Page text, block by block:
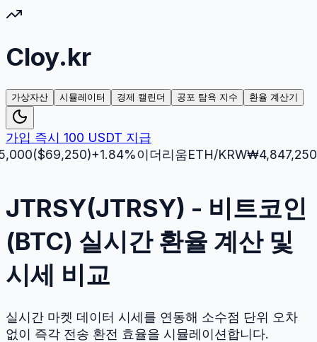
Cloy.kr
가상자산 시뮬레이터 경제 캘린더 공포 탐욕 지수 환율 계산기
가입 즉시 100 USDT 지급
($69,250)+1.84%이더리움ETH/KRW₩4,847,250($
JTRSY(JTRSY) - 비트코인
(BTC) 실시간 환율 계산 및
시세 비교
실시간 마켓 데이터 시세를 연동해 소수점 단위 오차
없이 즉각 전송 환전 효율을 시뮬레이션합니다.